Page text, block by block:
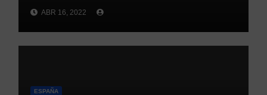
ABR 16, 2022
ESPAÑA